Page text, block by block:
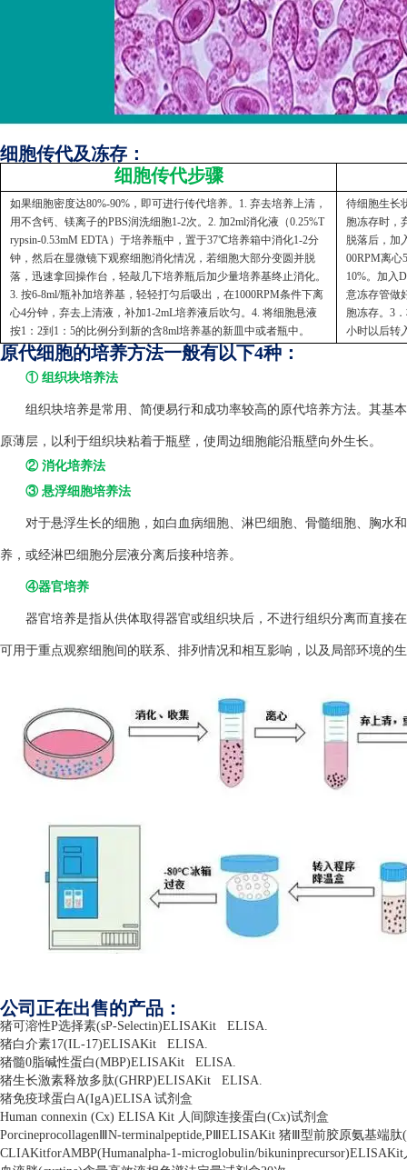
细胞传代及冻存：
细胞传代步骤
如果细胞密度达80%-90%，即可进行传代培养。1. 弃去培养上清，
用不含钙、镁离子的PBS润洗细胞1-2次。2. 加2ml消化液（0.25%T
rypsin-0.53mM EDTA）于培养瓶中，置于37℃培养箱中消化1-2分
钟，然后在显微镜下观察细胞消化情况，若细胞大部分变圆并脱
落，迅速拿回操作台，轻敲几下培养瓶后加少量培养基终止消化。
3. 按6-8ml/瓶补加培养基，轻轻打匀后吸出，在1000RPM条件下离
心4分钟，弃去上清液，补加1-2mL培养液后吹匀。4. 将细胞悬液
按1：2到1：5的比例分到新的含8ml培养基的新皿中或者瓶中。
待细胞生长
胞冻存时，
脱落后，加
00RPM离心
10%。加入
意冻存管做
胞冻存。3
小时以后转
原代细胞的培养方法一般有以下4种：
① 组织块培养法
组织块培养是常用、简便易行和成功率较高的原代培养方法。其基
原薄层，以利于组织块粘着于瓶壁，使周边细胞能沿瓶壁向外生长。
② 消化培养法
③ 悬浮细胞培养法
对于悬浮生长的细胞，如白血病细胞、淋巴细胞、骨髓细胞、胸水
养，或经淋巴细胞分层液分离后接种培养。
④器官培养
器官培养是指从供体取得器官或组织块后，不进行组织分离而直接
可用于重点观察细胞间的联系、排列情况和相互影响，以及局部环境的
公司正在出售的产品：
猪可溶性P选择素(sP-Selectin)ELISAKit
ELISA.
猪白介素17(IL-17)ELISAKit
ELISA.
猪髓0脂碱性蛋白(MBP)ELISAKit
ELISA.
猪生长激素释放多肽(GHRP)ELISAKit
ELISA.
猪免疫球蛋白A(IgA)ELISA 试剂盒
Human connexin (Cx) ELISA Kit 人间隙连接蛋白(Cx)试剂盒
Porcineprocollagen
N-terminalpeptide,P ELISAKit 猪Ⅲ型前胶原氨基端肽
CLIAKitforAMBP(Humanalpha-1-microglobulin/bikuninprecursor)ELISAKit